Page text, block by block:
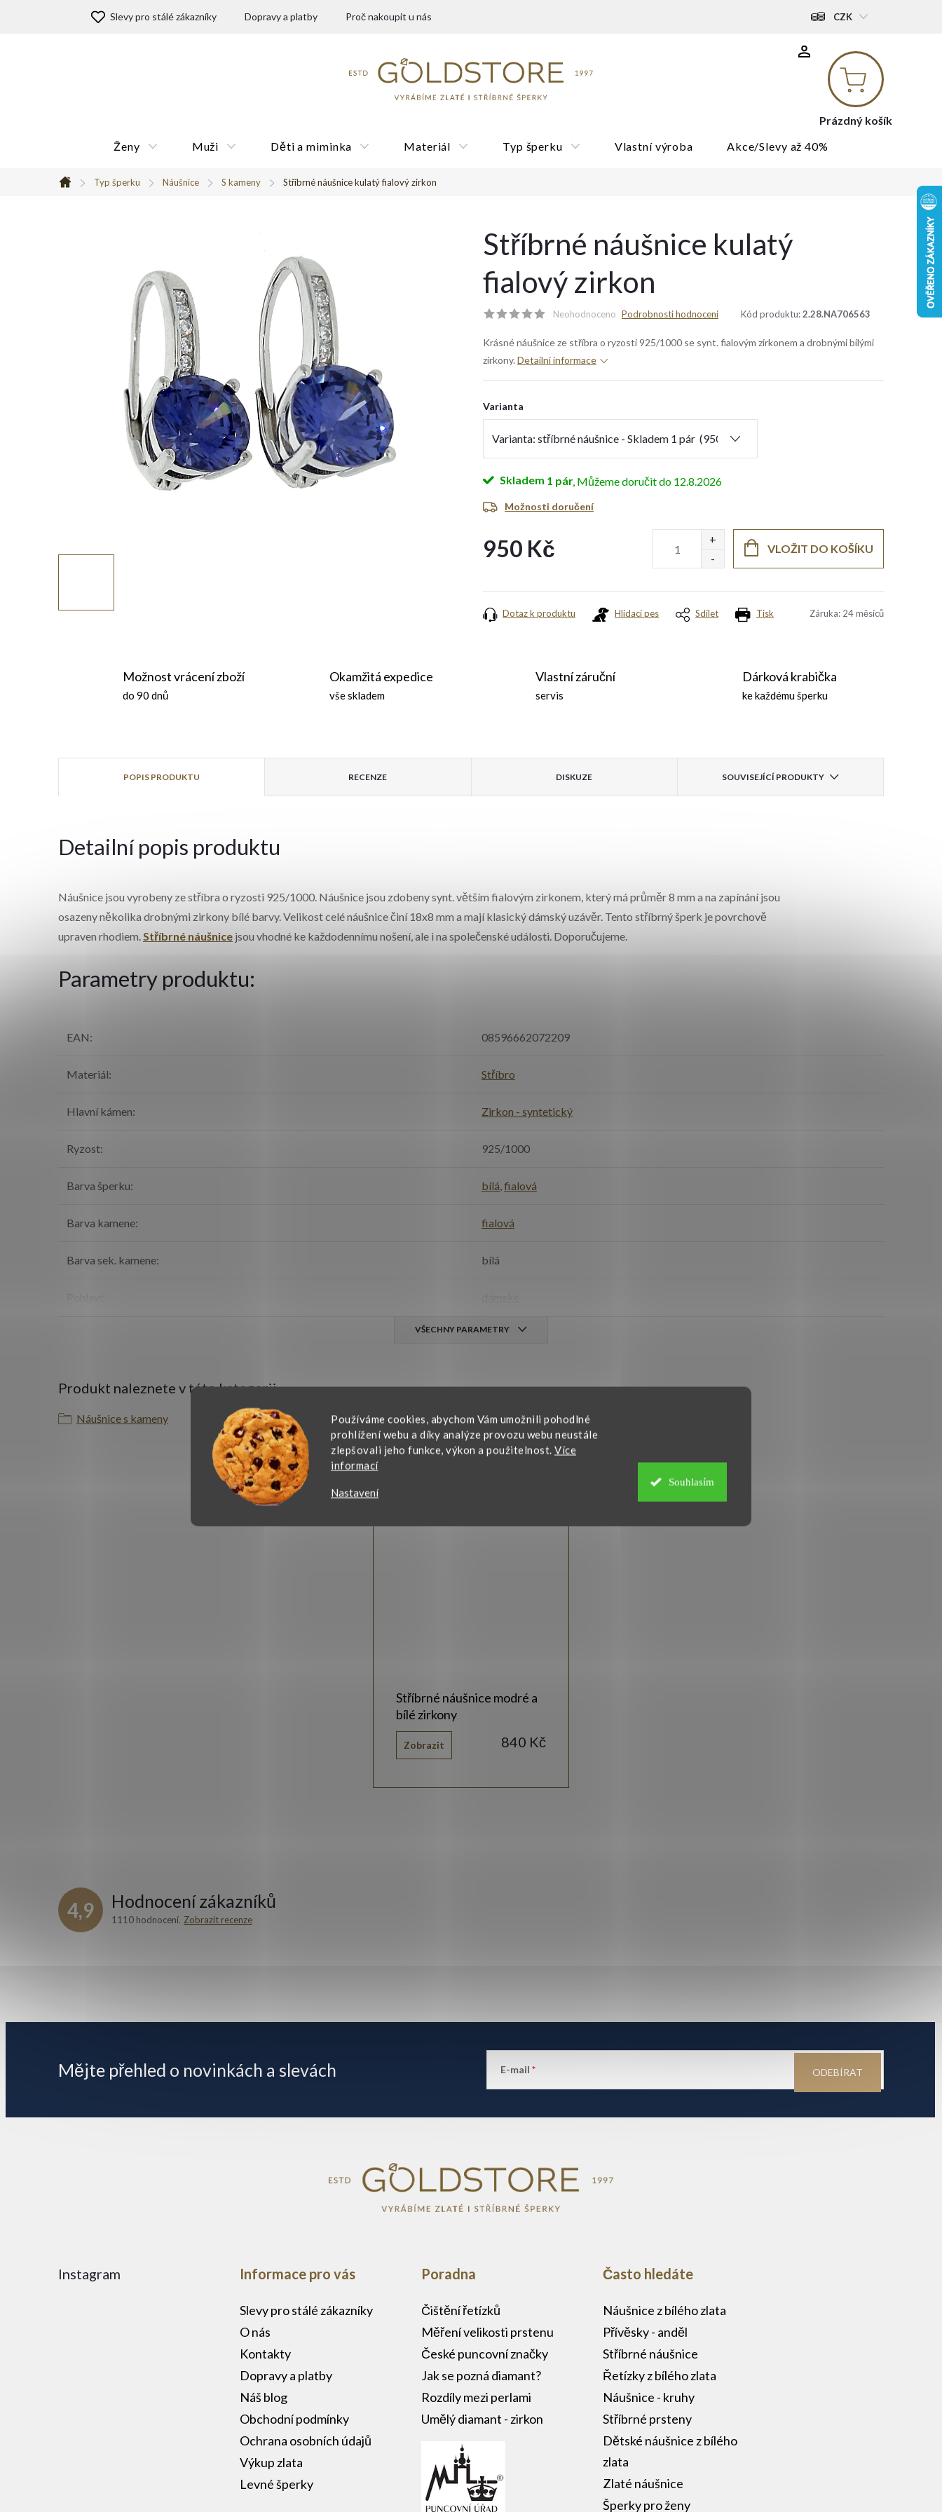
Používáme cookies, abychom Vám umožnili pohodlné
prohlížení webu a díky analýze provozu webu neustále
zlepšovali jeho funkce, výkon a použitelnost. Více
informací
Nastavení
Souhlasím
Slevy pro stálé zákazníky Dopravy a platby Proč nakoupit u nás CZK
Nákupní
košík
Prázdný košík
Ženy
Muži Děti a miminka Materiál Typ šperku Vlastní výroba Akce/Slevy až 40%
Dárkové poukazy
Domů
Typ šperku Náušnice S kameny Stříbrné náušnice kulatý fialový zirkon
Stříbrné náušnice kulatý
fialový zirkon
Neohodnoceno Podrobnosti hodnocení Kód produktu:2.28.NA706563
Krásné náušnice ze stříbra o ryzosti 925/1000 se synt. fialovým zirkonem a drobnými bílými
zirkony. Detailní informace
Varianta
Skladem 1 pár 12.8.2026
Možnosti doručení
950 Kč VLOŽIT DO KOŠÍKU
Tisk
Dotaz k produktu Hlídací pes Sdílet Záruka: 24 měsíců
Dárková krabička
ke každému šperku
Možnost vrácení zboží
do 90 dnů
Okamžitá expedice
vše skladem
Vlastní záruční
servis
POPIS PRODUKTU RECENZE DISKUZE SOUVISEJÍCÍ PRODUKTY
Detailní popis produktu
Náušnice jsou vyrobeny ze stříbra o ryzosti 925/1000. Náušnice jsou zdobeny synt. větším fialovým zirkonem, který má průměr 8 mm a na zapínání jsou
osazeny několika drobnými zirkony bílé barvy. Velikost celé náušnice činí 18x8 mm a mají klasický dámský uzávěr. Tento stříbrný šperk je povrchově
upraven rhodiem.Stříbrné náušnice jsou vhodné ke každodennímu nošení, ale i na společenské události. Doporučujeme.
Parametry produktu:
EAN: 08596662072209
Materiál: Stříbro
Hlavní kámen: Zirkon - syntetický
Ryzost: 925/1000
Barva šperku: bílá,fialová
Barva kamene: fialová
Barva sek. kamene: bílá
VŠECHNY PARAMETRY
Produkt naleznete v této kategorii
Náušnice s kameny
K tomuto produktu doporučujeme ještě dokoupit
Stříbrné náušnice modré a
bílé zirkony
840 Kč
Zobrazit
4,9 Hodnocení zákazníků
1110 hodnocení Zobrazit recenze
á
t
Mějte přehled o novinkách a slevách E-mail ODEBÍRAT
Instagram Informace pro vás
Slevy pro stálé zákazníky
O nás
Kontakty
Dopravy a platby
Náš blog
Obchodní podmínky
Ochrana osobních údajů
Výkup zlata
Levné šperky
Poradna
Čištění řetízků
Měření velikosti prstenu
České puncovní značky
Jak se pozná diamant?
Rozdíly mezi perlami
Umělý diamant - zirkon
Často hledáte
Náušnice z bílého zlata
Přívěsky - anděl
Stříbrné náušnice
Řetízky z bílého zlata
Náušnice - kruhy
Stříbrné prsteny
Dětské náušnice z bílého
zlata
Zlaté náušnice
Šperky pro ženy